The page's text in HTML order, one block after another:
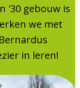
'30 gebouw is
we met
in leren!